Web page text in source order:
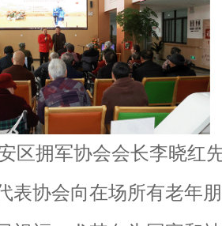
区拥军协会会长李晓红
表协会向在场所有老年朋